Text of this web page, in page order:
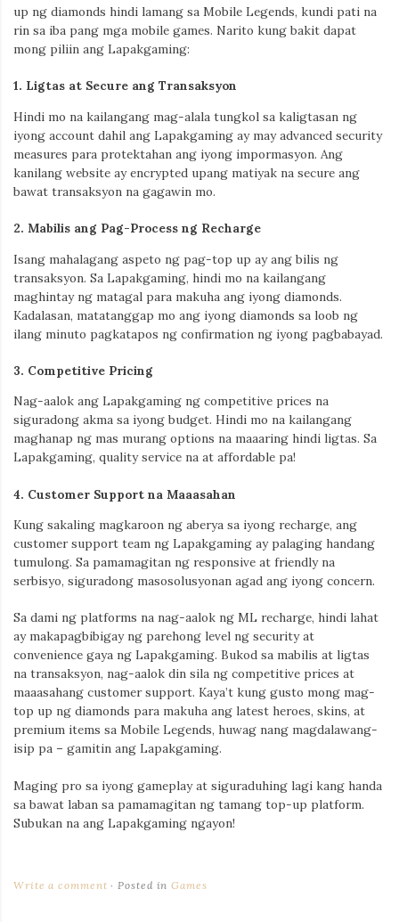
up ng diamonds hindi lamang sa Mobile Legends, kundi pati na
rin sa iba pang mga mobile games. Narito kung bakit dapat
mong piliin ang Lapakgaming:
1. Ligtas at Secure ang Transaksyon
Hindi mo na kailangang mag-alala tungkol sa kaligtasan ng
iyong account dahil ang Lapakgaming ay may advanced security
measures para protektahan ang iyong impormasyon. Ang
kanilang website ay encrypted upang matiyak na secure ang
bawat transaksyon na gagawin mo.
2. Mabilis ang Pag-Process ng Recharge
Isang mahalagang aspeto ng pag-top up ay ang bilis ng
transaksyon. Sa Lapakgaming, hindi mo na kailangang
maghintay ng matagal para makuha ang iyong diamonds.
Kadalasan, matatanggap mo ang iyong diamonds sa loob ng
ilang minuto pagkatapos ng confirmation ng iyong pagbabayad.
3. Competitive Pricing
Nag-aalok ang Lapakgaming ng competitive prices na
siguradong akma sa iyong budget. Hindi mo na kailangang
maghanap ng mas murang options na maaaring hindi ligtas. Sa
Lapakgaming, quality service na at affordable pa!
4. Customer Support na Maaasahan
Kung sakaling magkaroon ng aberya sa iyong recharge, ang
customer support team ng Lapakgaming ay palaging handang
tumulong. Sa pamamagitan ng responsive at friendly na
serbisyo, siguradong masosolusyonan agad ang iyong concern.
Sa dami ng platforms na nag-aalok ng ML recharge, hindi lahat
ay makapagbibigay ng parehong level ng security at
convenience gaya ng Lapakgaming. Bukod sa mabilis at ligtas
na transaksyon, nag-aalok din sila ng competitive prices at
maaasahang customer support. Kaya’t kung gusto mong mag-
top up ng diamonds para makuha ang latest heroes, skins, at
premium items sa Mobile Legends, huwag nang magdalawang-
isip pa – gamitin ang Lapakgaming.
Maging pro sa iyong gameplay at siguraduhing lagi kang handa
sa bawat laban sa pamamagitan ng tamang top-up platform.
Subukan na ang Lapakgaming ngayon!
Write a comment Posted inGames